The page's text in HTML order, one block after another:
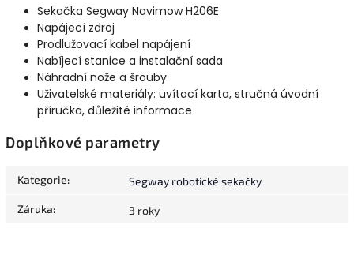
Sekačka Segway Navimow H206E
Napájecí zdroj
Prodlužovací kabel napájení
Nabíjecí stanice a instalační sada
Náhradní nože a šrouby
Uživatelské materiály: uvítací karta, stručná úvodní
příručka, důležité informace
Doplňkové parametry
Kategorie: Segway robotické sekačky
Záruka: 3 roky